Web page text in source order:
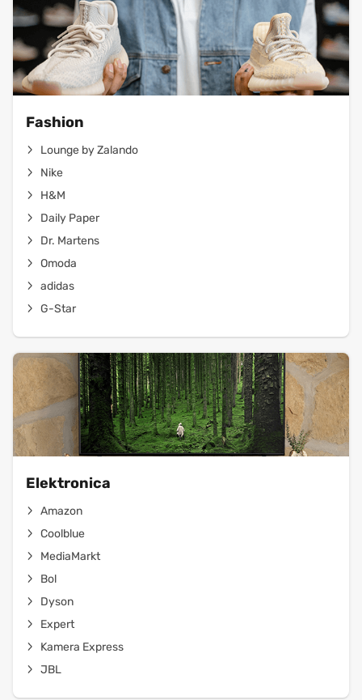
Fashion
Lounge by Zalando
Nike
H&M
Daily Paper
Dr. Martens
Omoda
adidas
G-Star
Elektronica
Amazon
Coolblue
MediaMarkt
Bol
Dyson
Expert
Kamera Express
JBL